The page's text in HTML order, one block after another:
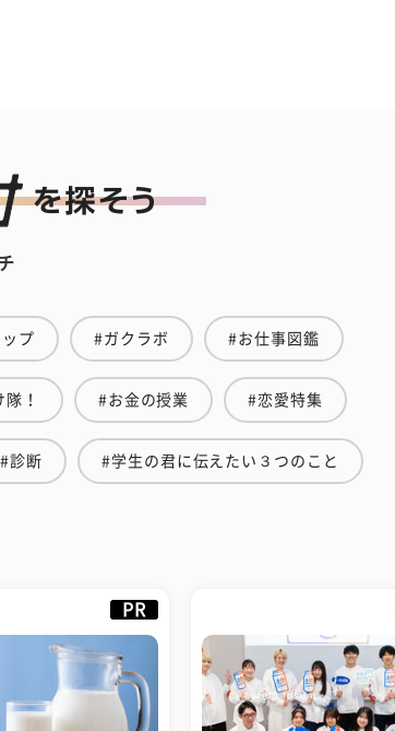
プ #ガクラボ #お仕事図鑑
！ #お金の授業 #恋愛特集
#診断 #学生の君に伝えたい３つのこと
PR